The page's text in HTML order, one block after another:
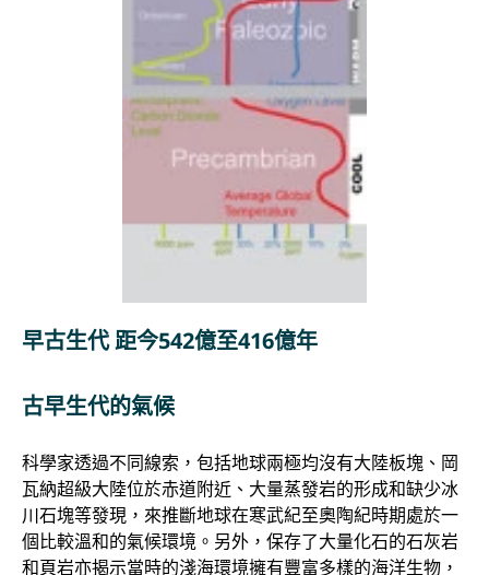
早古生代 距今542億至416億年
古早生代的氣候
科學家透過不同線索，包括地球兩極均沒有大陸板塊、岡
瓦納超級大陸位於赤道附近、大量蒸發岩的形成和缺少冰
川石塊等發現，來推斷地球在寒武紀至奧陶紀時期處於一
個比較溫和的氣候環境。另外，保存了大量化石的石灰岩
和頁岩亦揭示當時的淺海環境擁有豐富多樣的海洋生物，